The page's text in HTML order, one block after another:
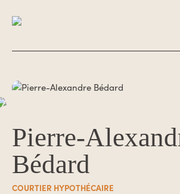
Pierre-
Bédard
COURTIER HYPOTHÉCAIRE